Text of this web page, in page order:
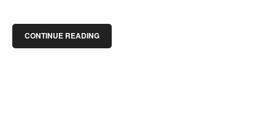
CONTINUE READING